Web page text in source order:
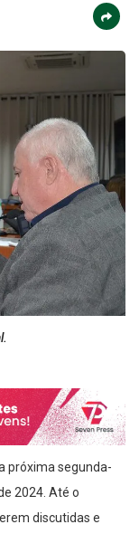
próxima segunda-
2024. Até o
discutidas e